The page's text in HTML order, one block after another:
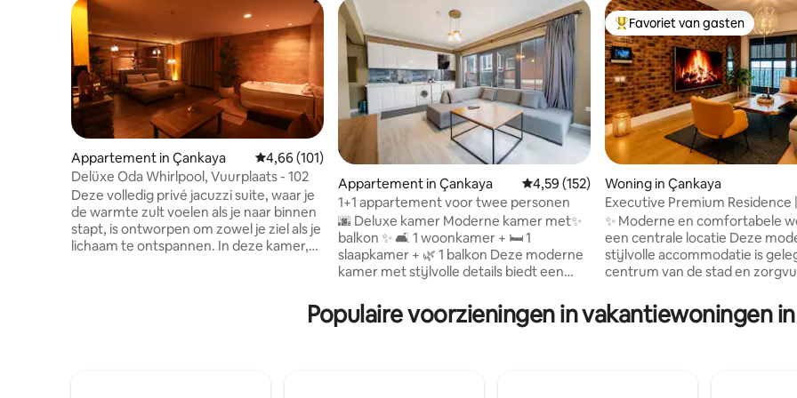
Appartement in Çankaya Gemiddelde beoordeling van 4,66 uit 5, 101 recensies
4,66 (101)
Delüxe Oda Whirlpool, Vuurplaats - 102
Deze volledig privé jacuzzi suite, waar je
de warmte zult voelen als je naar binnen
stapt, is ontworpen om zowel je ziel als je
lichaam te ontspannen. In deze kamer,
Appartement in Çankaya Gemiddelde beoordeling van 4,59 uit 5, 152
4,59 (152)
1+1 appartement voor twee personen
🌆 Deluxe kamer Moderne kamer met✨
balkon ✨ 🛋️ 1 woonkamer + 🛏️ 1
slaapkamer + 🌿 1 balkon Deze moderne
kamer met stijlvolle details biedt een
van het comfort van de Amerikaanse
keuken, minibar, woonkamer en balkon
Topfavoriet van gasten
Favoriet van gasten
Woning in Çankaya
Executive Premium Residence
sterrencomfort
✨ Moderne en comfortabele
een centrale locatie Deze moderne en
stijlvolle accommodatie is
centrum van de stad en
prettig verblijf te bieden. Het
gasten een huiselijke sfeer
Modern en stijlvol ontwerp •
Populaire voorzieningen in vakantiewoningen